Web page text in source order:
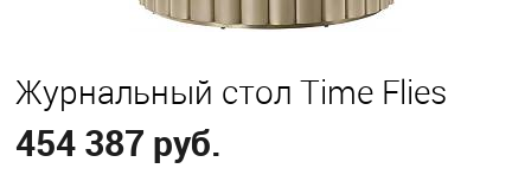
Журнальный стол Time Flies
454 387 руб.